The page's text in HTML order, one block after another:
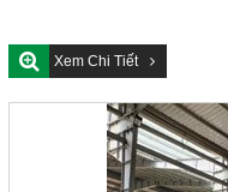
Xem Chi Tiết